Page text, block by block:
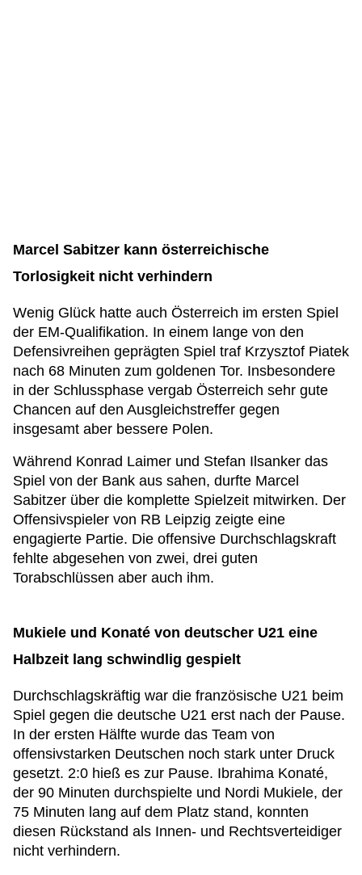
Marcel Sabitzer kann österreichische
Torlosigkeit nicht verhindern
Wenig Glück hatte auch Österreich im ersten Spiel
der EM-Qualifikation. In einem lange von den
Defensivreihen geprägten Spiel traf Krzysztof Piatek
nach 68 Minuten zum goldenen Tor. Insbesondere
in der Schlussphase vergab Österreich sehr gute
Chancen auf den Ausgleichstreffer gegen
insgesamt aber bessere Polen.
Während Konrad Laimer und Stefan Ilsanker das
Spiel von der Bank aus sahen, durfte Marcel
Sabitzer über die komplette Spielzeit mitwirken. Der
Offensivspieler von RB Leipzig zeigte eine
engagierte Partie. Die offensive Durchschlagskraft
fehlte abgesehen von zwei, drei guten
Torabschlüssen aber auch ihm.
Mukiele und Konaté von deutscher U21 eine
Halbzeit lang schwindlig gespielt
Durchschlagskräftig war die französische U21 beim
Spiel gegen die deutsche U21 erst nach der Pause.
In der ersten Hälfte wurde das Team von
offensivstarken Deutschen noch stark unter Druck
gesetzt. 2:0 hieß es zur Pause. Ibrahima Konaté,
der 90 Minuten durchspielte und Nordi Mukiele, der
75 Minuten lang auf dem Platz stand, konnten
diesen Rückstand als Innen- und Rechtsverteidiger
nicht verhindern.